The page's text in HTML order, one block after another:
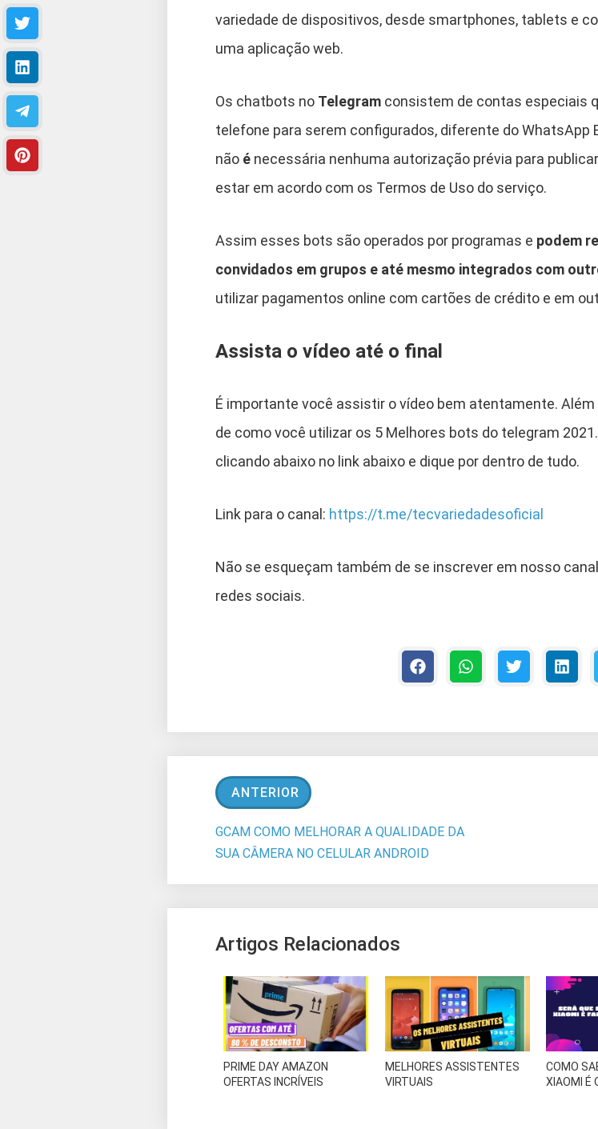
variedade de dispositivos, desde smartphones, tablets e
uma aplicação web.
Os chatbots no Telegram consistem de contas especiais
telefone para serem configurados, diferente do WhatsApp
não é necessária nenhuma autorização prévia para
estar em acordo com os Termos de Uso do serviço.
Assim esses bots são operados por programas e podem
convidados em grupos e até mesmo integrados com
utilizar pagamentos online com cartões de crédito e em
Assista o vídeo até o final
É importante você assistir o vídeo bem atentamente.
de como você utilizar os 5 Melhores bots do telegram
clicando abaixo no link abaixo e dique por dentro de tudo.
Link para o canal: https://t.me/tecvariedadesoficial
Não se esqueçam também de se inscrever em nosso
redes sociais.
ANTERIOR
GCAM COMO MELHORAR A QUALIDADE DA
SUA CÂMERA NO CELULAR ANDROID
Artigos Relacionados
PRIME DAY AMAZON
OFERTAS INCRÍVEIS
MELHORES ASSISTENTES
VIRTUAIS
COMO
XIAOMI É